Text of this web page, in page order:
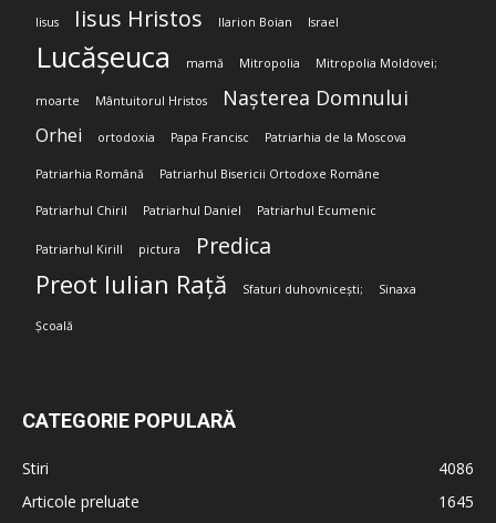
Iisus Iisus Hristos Ilarion Boian Israel
Lucășeuca mamă Mitropolia Mitropolia Moldovei;
moarte Mântuitorul Hristos Nașterea Domnului
Orhei ortodoxia Papa Francisc Patriarhia de la Moscova
Patriarhia Română Patriarhul Bisericii Ortodoxe Române
Patriarhul Chiril Patriarhul Daniel Patriarhul Ecumenic
Patriarhul Kirill pictura Predica
Preot Iulian Rață Sfaturi duhovnicești; Sinaxa
Școală
CATEGORIE POPULARĂ
Stiri
4086
Articole preluate
1645